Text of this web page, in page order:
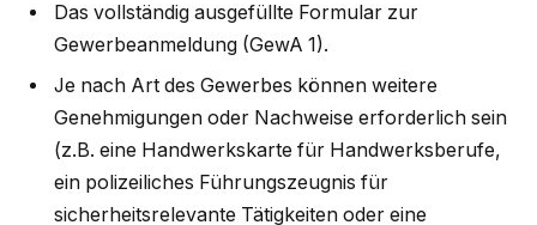
Das vollständig ausgefüllte Formular zur
Gewerbeanmeldung (GewA 1).
Je nach Art des Gewerbes können weitere
Genehmigungen oder Nachweise erforderlich sein
(z.B. eine Handwerkskarte für Handwerksberufe,
ein polizeiliches Führungszeugnis für
sicherheitsrelevante Tätigkeiten oder eine